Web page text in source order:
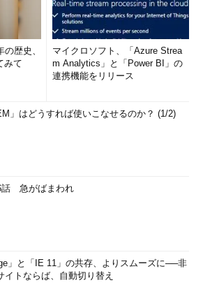
歴史、
みて
マイクロソフト、「Azure Strea
m Analytics」と「Power BI」の
連携機能をリリース
」はどうすれば使いこなせるのか？ (1/2)
話 急がばまわれ
」と「IE 11」の共存、よりスムーズに──非
イトならば、自動切り替え